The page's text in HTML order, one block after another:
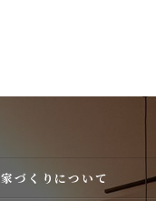
家づくりについて